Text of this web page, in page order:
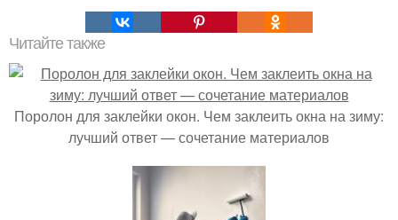
Читайте также
Поролон для заклейки окон. Чем заклеить окна на зиму:
лучший ответ — сочетание материалов